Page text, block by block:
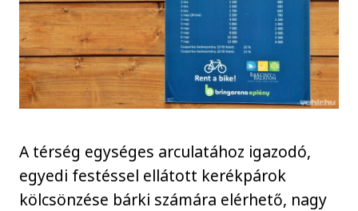
A térség egységes arculatához igazodó,
egyedi festéssel ellátott kerékpárok
kölcsönzése bárki számára elérhető, nagy